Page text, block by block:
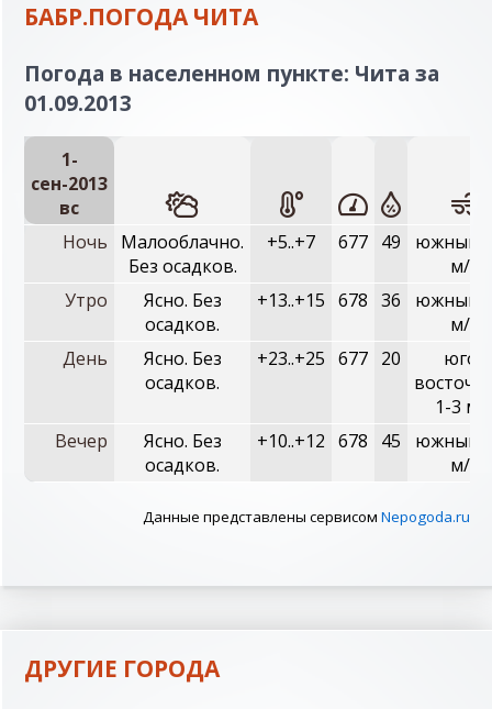
БАБР.ПОГОДА ЧИТА
Погода в населенном пункте: Чита за
01.09.2013
1-
сен-2013
вc
Ночь
Малооблачно.
Без осадков.
+5..+7 677 49
южный,
м/с
Утро
Ясно. Без
осадков.
+13..+15 678 36
южный,
м/с
День
Ясно. Без
осадков.
+23..+25 677 20
юго-
1-3 м/с
Вечер
Ясно. Без
осадков.
+10..+12 678 45
южный,
м/с
Данные представлены сервисом Nepogoda.ru
ДРУГИЕ ГОРОДА